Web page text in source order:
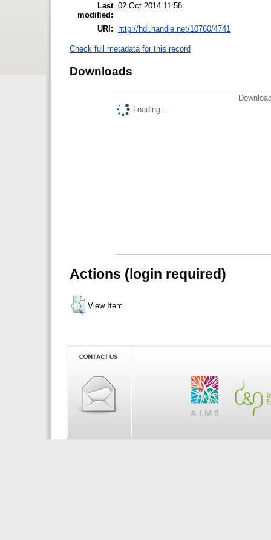
Last
modified:
02 Oct 2014 11:58
URI: http://hdl.handle.net/10760/4741
Check full metadata for this record
Downloads
Loading...
Actions (login required)
View Item